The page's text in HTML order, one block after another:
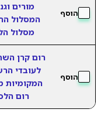
הוסף
מורים
המסלול
מסלול
הוסף
רום קרן
לעובדי
המקומיות
רום